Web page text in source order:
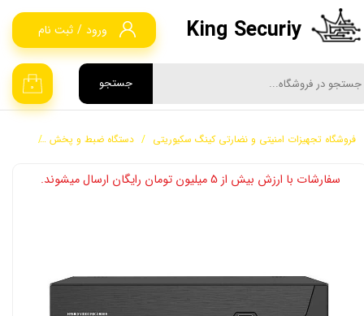
جستجو ۰
King Securiy ورود / ثبت نام
حساب کاربری من
تغییر گذر واژه
سفارشات
فروشگاه تجهیزات امنیتی و نضارتی کینگ سکیوریتی دستگاه ضبط و پخش
​​سفارشات با ارزش بیش از 5 میلیون تومان رایگان ارسال میشوند.